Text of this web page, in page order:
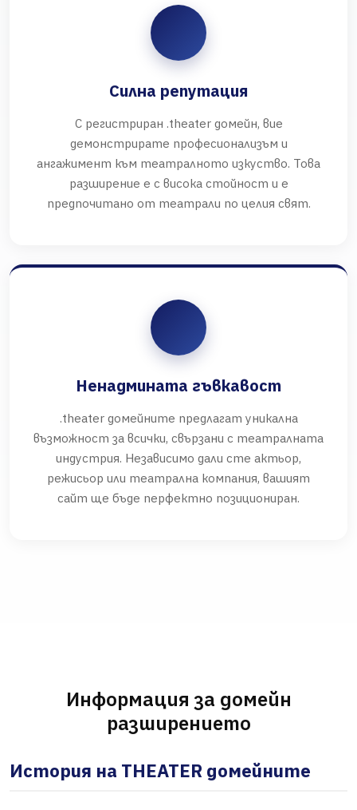
Силна репутация
С регистриран .theater домейн, вие
демонстрирате професионализъм и
ангажимент към театралното изкуство. Това
разширение е с висока стойност и е
предпочитано от театрали по целия свят.
Ненадмината гъвкавост
.theater домейните предлагат уникална
възможност за всички, свързани с театралната
индустрия. Независимо дали сте актьор,
режисьор или театрална компания, вашият
сайт ще бъде перфектно позициониран.
Информация за домейн
разширението
История на THEATER домейните